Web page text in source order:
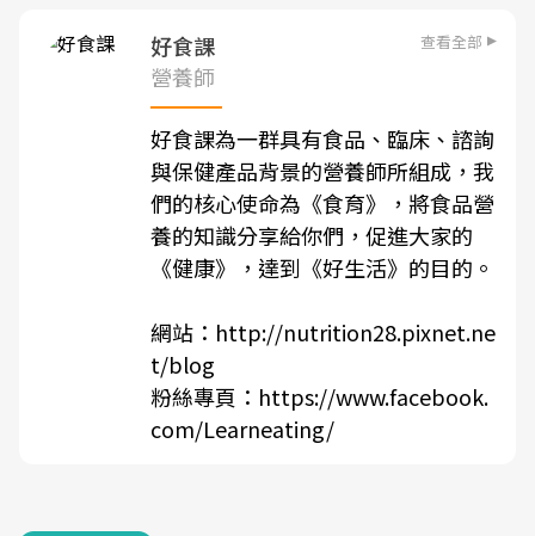
好食課 查看全部
營養師
好食課為一群具有食品、臨床、諮詢
與保健產品背景的營養師所組成，我
們的核心使命為《食育》，將食品營
養的知識分享給你們，促進大家的
《健康》，達到《好生活》的目的。
網站： http://nutrition28.pixnet.ne
t/blog
粉絲專頁： https://www.facebook.
com/Learneating/